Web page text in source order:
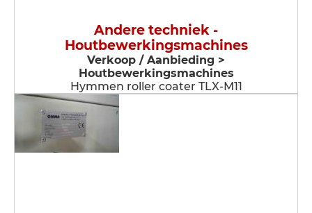
Andere techniek -
Houtbewerkingsmachines
Verkoop / Aanbieding >
Houtbewerkingsmachines
Hymmen roller coater TLX-M11